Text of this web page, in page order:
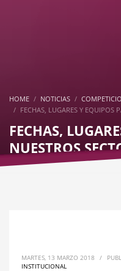
HOME NOTICIAS
FECHAS, LUGARES Y EQUIPOS
FECHAS,
NUESTROS
MARTES, 13 MARZO 2018 /
INSTITUCIONAL